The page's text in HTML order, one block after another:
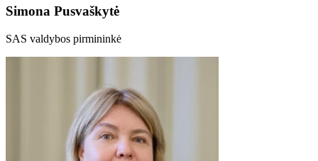
Simona Pusvaškytė
SAS valdybos pirmininkė